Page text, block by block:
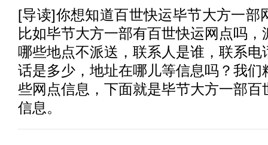
[导读]你想知道百世快运毕节大方一部
比如毕节大方一部有百世快运网点吗，
哪些地点不派送，联系人是谁，联系电
话是多少，地址在哪儿等信息吗？我们
些网点信息，下面就是毕节大方一部百
信息。